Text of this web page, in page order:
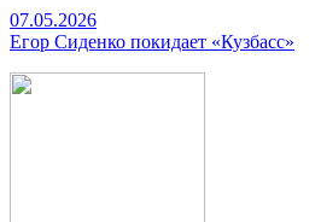
07.05.2026
Егор Сиденко покидает «Кузбасс»